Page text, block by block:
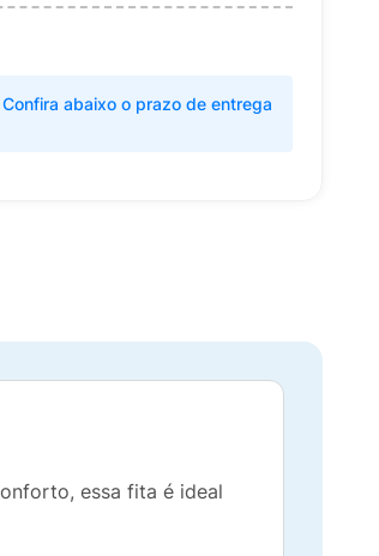
abaixo o prazo de entrega
essa fita é ideal